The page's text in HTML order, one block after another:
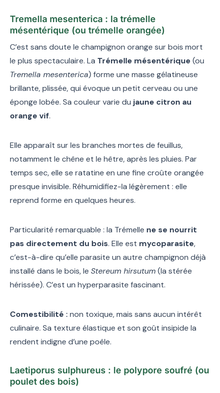
Tremella mesenterica : la trémelle
mésentérique (ou trémelle orangée)
C’est sans doute le champignon orange sur bois mort
le plus spectaculaire. La Trémelle mésentérique (ou
Tremella mesenterica) forme une masse gélatineuse
brillante, plissée, qui évoque un petit cerveau ou une
éponge lobée. Sa couleur varie du jaune citron au
orange vif.
Elle apparaît sur les branches mortes de feuillus,
notamment le chêne et le hêtre, après les pluies. Par
temps sec, elle se ratatine en une fine croûte orangée
presque invisible. Réhumidifiez-la légèrement : elle
reprend forme en quelques heures.
Particularité remarquable : la Trémelle ne se nourrit
pas directement du bois. Elle est mycoparasite,
c’est-à-dire qu’elle parasite un autre champignon déjà
installé dans le bois, le Stereum hirsutum(la stérée
hérissée). C’est un hyperparasite fascinant.
Comestibilité : non toxique, mais sans aucun intérêt
culinaire. Sa texture élastique et son goût insipide la
rendent indigne d’une poêle.
Laetiporus sulphureus : le polypore soufré (ou
poulet des bois)